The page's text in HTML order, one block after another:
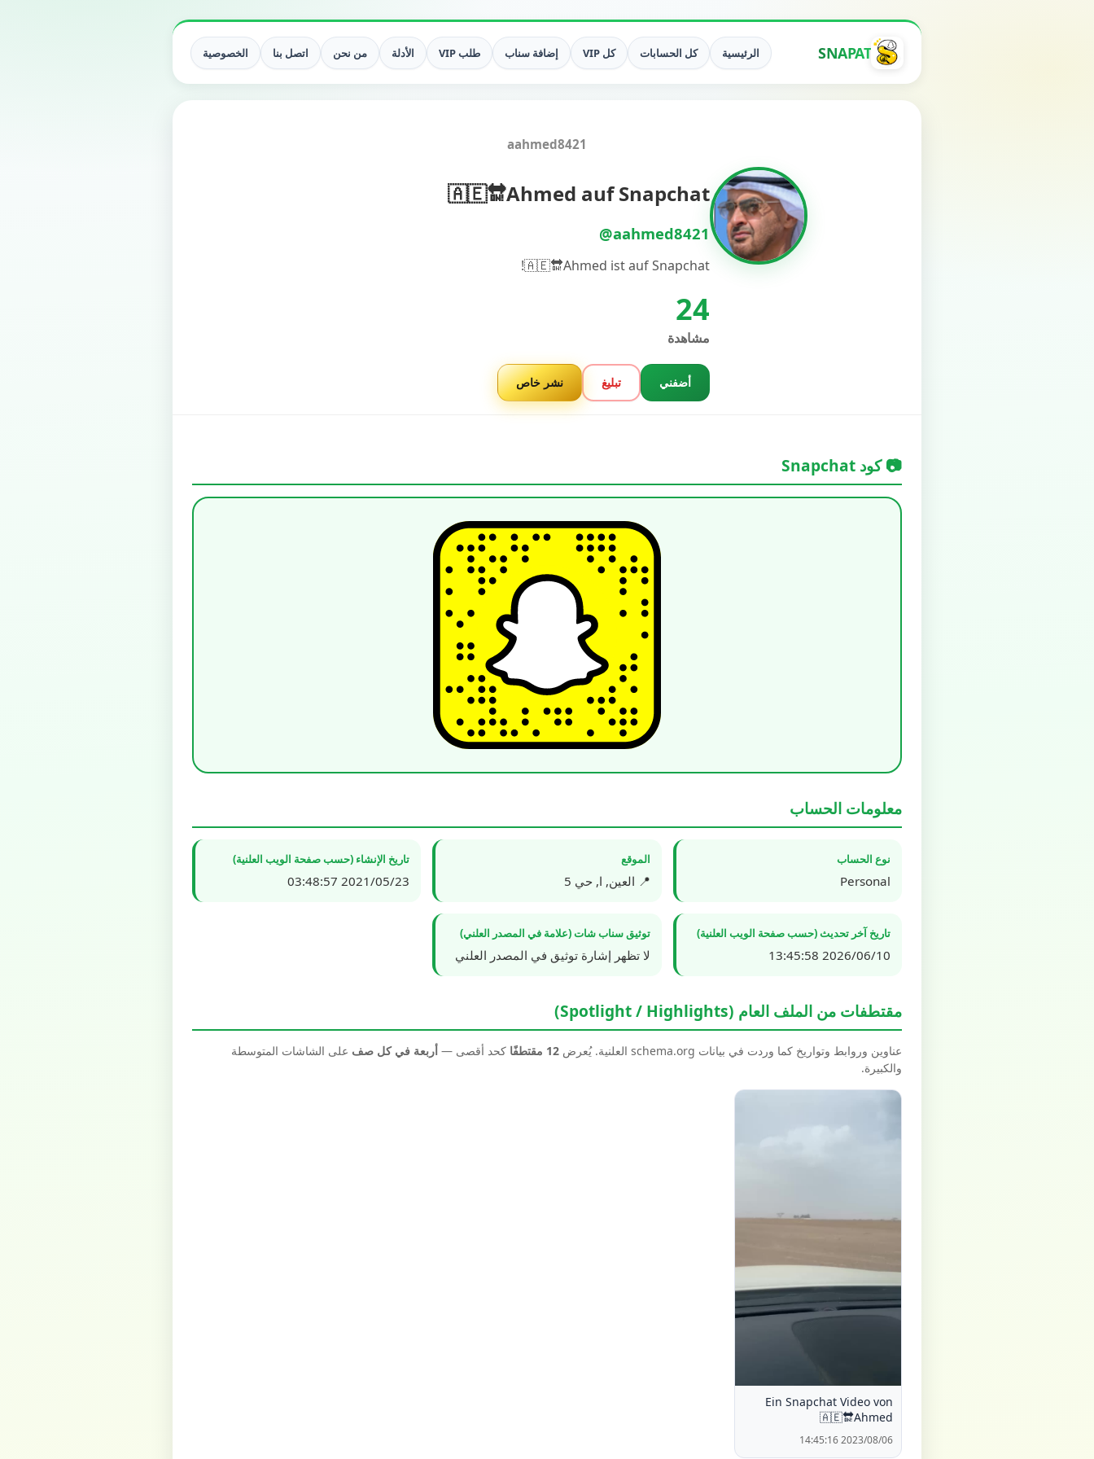
SNAPAT الرئيسية كل الحسابات كل VIP إضافة سناب طلب VIP الأدلة من نحن اتصل بنا الخصوصية
aahmed8421
🇦🇪🔛Ahmed auf Snapchat
@aahmed8421
🇦🇪🔛Ahmed ist auf Snapchat!
24
مشاهدة
أضفني تبليغ نشر خاص
📷 كود Snapchat
معلومات الحساب
نوع الحساب
Personal
الموقع
📍 العين, ا, حي 5
تاريخ الإنشاء (حسب صفحة الويب العلنية)
2021/05/23 03:48:57
تاريخ آخر تحديث (حسب صفحة الويب العلنية)
2026/06/10 13:45:58
توثيق سناب شات (علامة في المصدر العلني)
لا تظهر إشارة توثيق في المصدر العلني
مقتطفات من الملف العام (Spotlight / Highlights)
عناوين وروابط وتواريخ كما وردت في بيانات schema.org العلنية. يُعرض 12 مقتطفًا كحد أقصى — أربعة في كل صف على الشاشات المتوسطة
والكبيرة.
Ein Snapchat Video von
🇦🇪🔛Ahmed
2023/08/06 14:45:16